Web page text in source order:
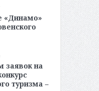
«Динамо»
заявок на
туризма –